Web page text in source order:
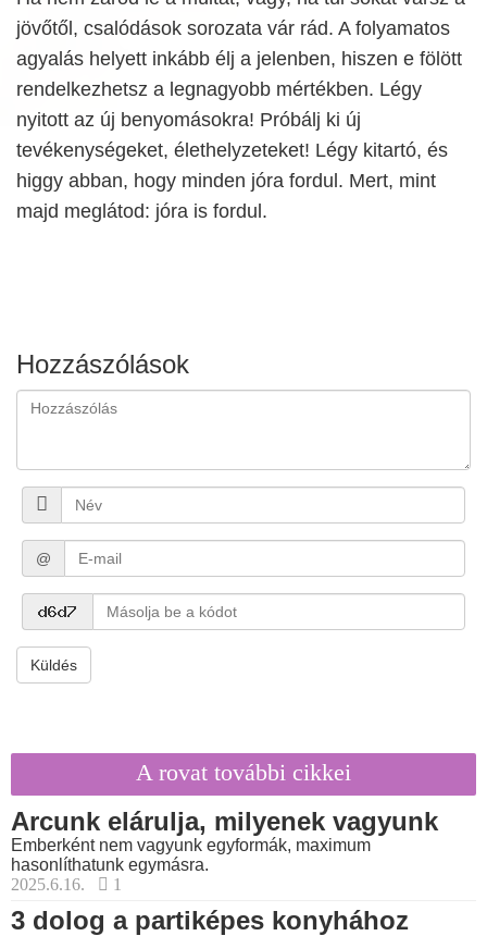
jövőtől, csalódások sorozata vár rád. A folyamatos
agyalás helyett inkább élj a jelenben, hiszen e fölött
rendelkezhetsz a legnagyobb mértékben. Légy
nyitott az új benyomásokra! Próbálj ki új
tevékenységeket, élethelyzeteket! Légy kitartó, és
higgy abban, hogy minden jóra fordul. Mert, mint
majd meglátod: jóra is fordul.
Hozzászólások
@
Küldés
A rovat további cikkei
Arcunk elárulja, milyenek vagyunk
Emberként nem vagyunk egyformák, maximum
hasonlíthatunk egymásra.
2025.6.16.
1
3 dolog a partiképes konyhához